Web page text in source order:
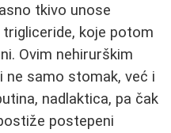
tkivo unose
koje potom
Ovim nehirurškim
samo stomak, već i
nadlaktica, pa čak
postepeni